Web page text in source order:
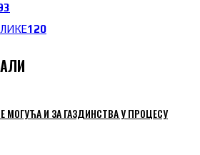
120
МОГУЋА И ЗА ГАЗДИНСТВА У ПРОЦЕСУ